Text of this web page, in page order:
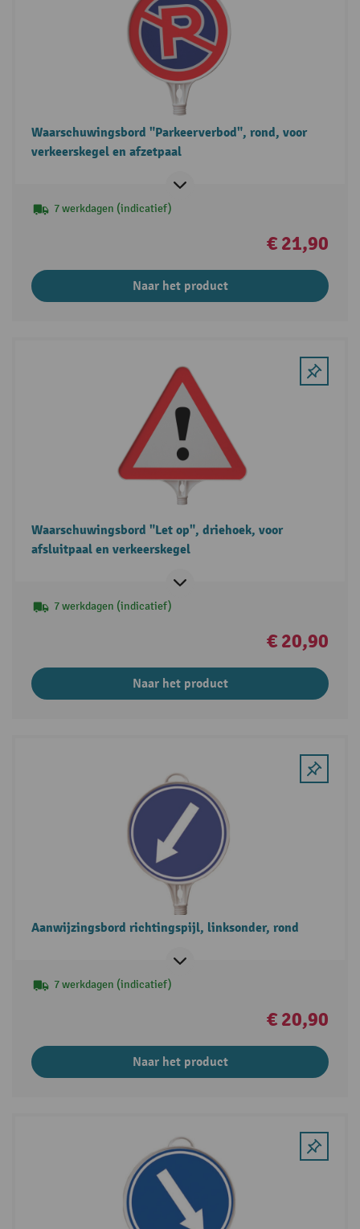
Waarschuwingsbord "Parkeerverbod", rond, voor
verkeerskegel en afzetpaal
7 werkdagen (indicatief)
€ 21,90
Naar het product
Waarschuwingsbord "Let op", driehoek, voor
afsluitpaal en verkeerskegel
7 werkdagen (indicatief)
€ 20,90
Naar het product
Aanwijzingsbord richtingspijl, linksonder, rond
7 werkdagen (indicatief)
€ 20,90
Naar het product